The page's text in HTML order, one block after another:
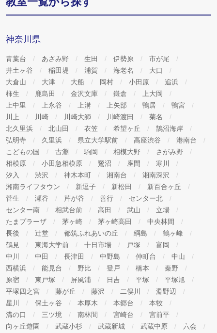
び事務処理について支障をきたす恐れがございますので、あ
6. 弊社は、ご提出いただいた個人情報に関して、利用目的の
通知の求め、開示、内容の訂正、追加又は削除、利用の停
止、消去の請求について応じます。窓口の連絡先等は以下の
通りです。
《株式会社臨海 個人情報問い合わせ窓口》
 個人情報管理統括責任者（業務本部長）宛
住所：〒221-0056 神奈川県横浜市神奈川区金港町8-8
電話：045-441-3759 FAX：045-451-5149
 お客様窓口
住所：〒221-0056 神奈川県横浜市神奈川区金港町8-8
電話：Tel.045-441-4119
お問い合わせフォーム：
https://www.rinkaiseminar.co.jp/contact/kj-hogo/
◆電話によるお問い合わせ 10:00～18:00 (ただし日曜・
祝日を除きます)
◆フォームは24時間受け付けております。
 各校の室長（各校責任者）
神奈川県
青葉台 あざみ野 生田 伊勢原
市が尾
井土ヶ谷
稲田堤 浦賀 海老名
大口
大倉山
大津 大船 岡村 小田原
追浜
柿生
鹿島田 金沢文庫 鎌倉
上大岡
上中里
上永谷 上溝 上矢部 鴨居
鴨宮
川上
川崎 川崎大師 川崎渡田
菊名
北久里浜
北山田 衣笠 希望ヶ丘
鵠沼海岸
弘明寺
久里浜 県立大学駅前 高座渋谷
港南台
こどもの国
古淵 駒岡 相模大野
さがみ野
相模原
小田急相模原 鷺沼 座間
寒川
汐入
渋沢 神木本町 湘南台
湘南深沢
湘南ライフタウン
新逗子 新松田
新百合ヶ丘
菅生
瀬谷 芹が谷 善行
センター北
センター南
相武台前 高田 武山
立場
たまプラーザ
茅ヶ崎 茅ヶ崎高田
中央林間
長後
辻堂 都筑ふれあいの丘 綱島
鶴ヶ峰
鶴見
東海大学前 十日市場 戸塚
富岡
中川
中田 長津田 中野島 仲町台
中山
西横浜
能見台 野比 登戸 橋本
秦野
原宿
東戸塚 屏風浦 日吉 平塚
平塚旭
平塚四之宮
藤が丘 藤沢 二俣川
淵野辺
星川
保土ヶ谷 本厚木 本郷台
本牧
溝の口
三ツ境 南林間 宮崎台
宮前平
向ヶ丘遊園
武蔵小杉 武蔵新城 武蔵中原
六会